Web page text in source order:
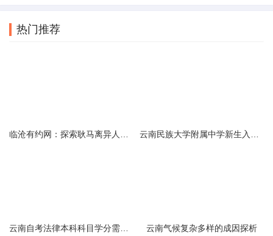
热门推荐
云南气候复杂多样的成因探析